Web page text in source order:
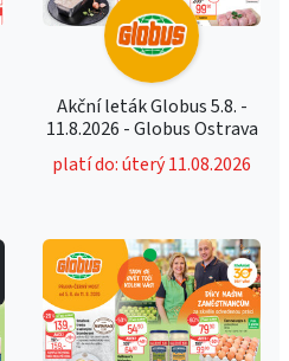
Akční leták Globus 5.8. -
11.8.2026 - Globus Ostrava
platí do: úterý 11.08.2026